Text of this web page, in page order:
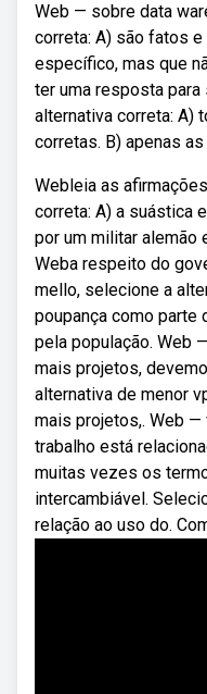
Web — sobre data
correta: A) são fatos
específico, mas que
ter uma resposta para
alternativa correta: A)
corretas. B) apenas
Webleia as
correta: A) a suástica
por um militar alemão
Weba respeito do
mello, selecione a
poupança como
pela população. Web
mais projetos,
alternativa de menor
mais projetos,. Web —
trabalho está
muitas vezes os
intercambiável.
relação ao uso do.